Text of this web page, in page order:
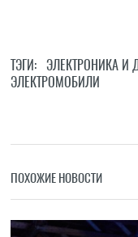
ТЭГИ: ЭЛЕКТРОНИКА И
ЭЛЕКТРОМОБИЛИ
ПОХОЖИЕ НОВОСТИ